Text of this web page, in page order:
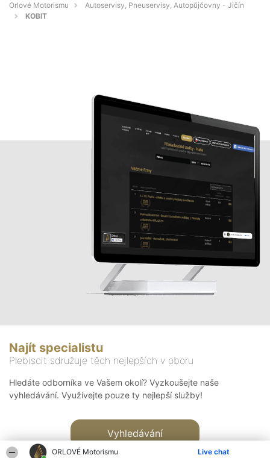
ORLOVÉ Motorismu Live chat
Orlové Motorismu
Autoservisy, Pneuservisy, Autopůjčovny - Jičín
KOBIT
Najít specialistu
Plebiscit sdružuje těch nejlepších v oboru
Hledáte odborníka ve Vašem okolí? Vyzkoušejte naše
vyhledávání. Využívejte pouze ty nejlepší služby!
Vyhledávání